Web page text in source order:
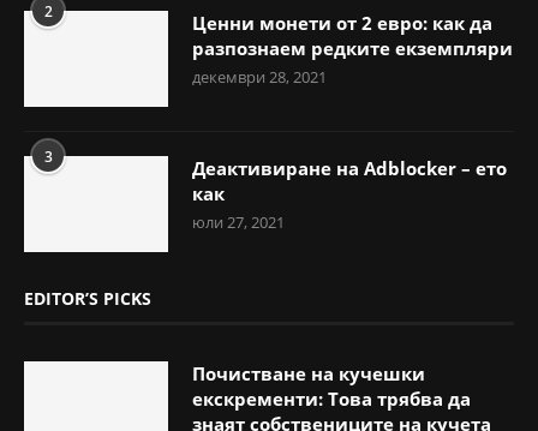
2
Ценни монети от 2 евро: как да
разпознаем редките екземпляри
декември 28, 2021
3
Деактивиране на Adblocker – ето
как
юли 27, 2021
EDITOR’S PICKS
Почистване на кучешки
екскременти: Това трябва да
знаят собствениците на кучета